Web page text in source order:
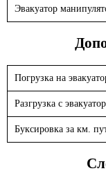
Эвакуатор
Погрузка на
Разгрузка с
Буксировка за км.